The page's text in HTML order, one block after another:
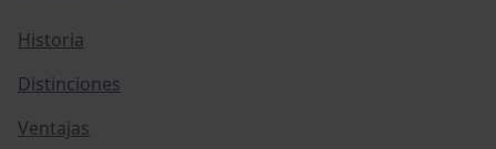
Historia
Distinciones
Ventajas